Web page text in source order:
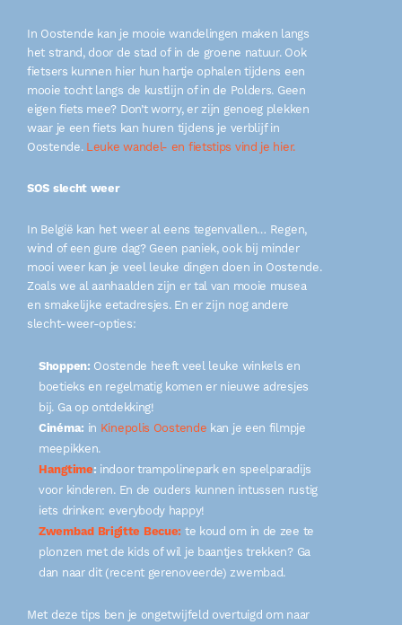
In Oostende kan je mooie wandelingen maken langs
het strand, door de stad of in de groene natuur. Ook
fietsers kunnen hier hun hartje ophalen tijdens een
mooie tocht langs de kustlijn of in de Polders. Geen
eigen fiets mee? Don’t worry, er zijn genoeg plekken
waar je een fiets kan huren tijdens je verblijf in
Oostende. Leuke wandel- en fietstips vind je hier.
SOS slecht weer
In België kan het weer al eens tegenvallen… Regen,
wind of een gure dag? Geen paniek, ook bij minder
mooi weer kan je veel leuke dingen doen in Oostende.
Zoals we al aanhaalden zijn er tal van mooie musea
en smakelijke eetadresjes. En er zijn nog andere
slecht-weer-opties:
Shoppen: Oostende heeft veel leuke winkels en
boetieks en regelmatig komen er nieuwe adresjes
bij. Ga op ontdekking!
Cinéma: in Kinepolis Oostende kan je een filmpje
meepikken.
Hangtime: indoor trampolinepark en speelparadijs
voor kinderen. En de ouders kunnen intussen rustig
iets drinken: everybody happy!
Zwembad Brigitte Becue: te koud om in de zee te
plonzen met de kids of wil je baantjes trekken? Ga
dan naar dit (recent gerenoveerde) zwembad.
Met deze tips ben je ongetwijfeld overtuigd om naar